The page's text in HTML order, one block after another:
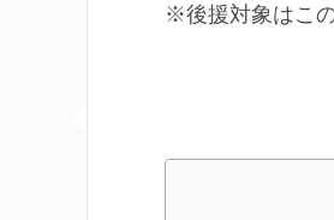
※後援対象はこ